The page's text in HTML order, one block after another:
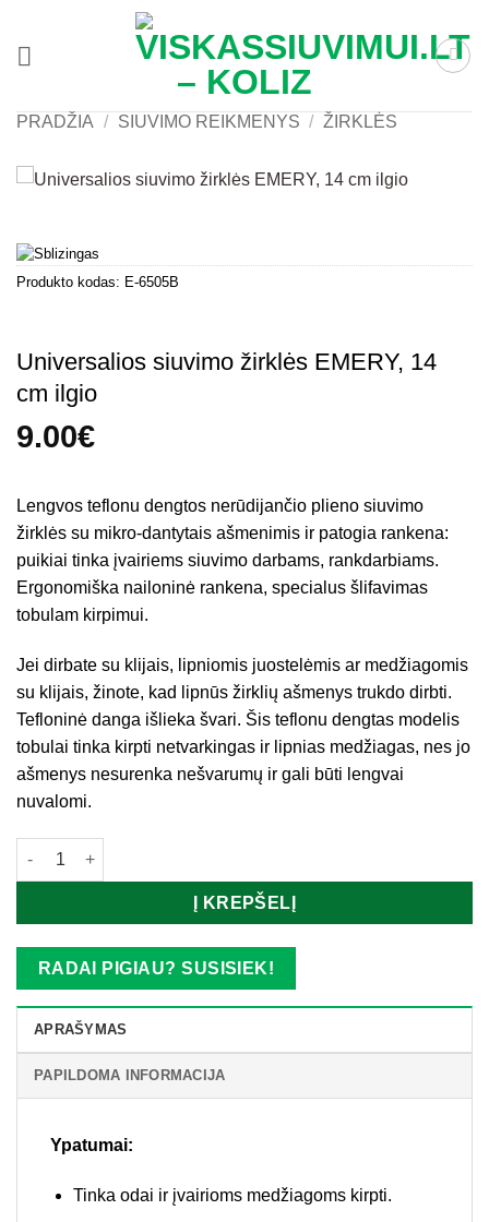
content
PRADŽIA / SIUVIMO REIKMENYS / ŽIRKLĖS
Produkto kodas: E-6505B
Universalios siuvimo žirklės EMERY, 14
cm ilgio
9.00€
Lengvos teflonu dengtos nerūdijančio plieno siuvimo
žirklės su mikro-dantytais ašmenimis ir patogia rankena:
puikiai tinka įvairiems siuvimo darbams, rankdarbiams.
Ergonomiška nailoninė rankena, specialus šlifavimas
tobulam kirpimui.
Jei dirbate su klijais, lipniomis juostelėmis ar medžiagomis
su klijais, žinote, kad lipnūs žirklių ašmenys trukdo dirbti.
Tefloninė danga išlieka švari. Šis teflonu dengtas modelis
tobulai tinka kirpti netvarkingas ir lipnias medžiagas, nes jo
ašmenys nesurenka nešvarumų ir gali būti lengvai
nuvalomi.
produkto kiekis: Universalios siuvimo žirklės EMERY, 14 cm
Į KREPŠELĮ
RADAI PIGIAU? SUSISIEK!
APRAŠYMAS
PAPILDOMA INFORMACIJA
Ypatumai:
Tinka odai ir įvairioms medžiagoms kirpti.